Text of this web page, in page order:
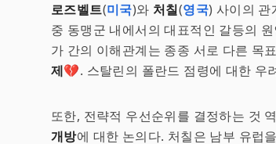
로즈벨트(미국)와 처칠(영국) 사이의 관
중 동맹군 내에서의 대표적인 갈등의
가 간의 이해관계는 종종 서로 다른 목
제💔. 스탈린의 폴란드 점령에 대한 우
또한, 전략적 우선순위를 결정하는 것
개방에 대한 논의다. 처칠은 남부 유럽